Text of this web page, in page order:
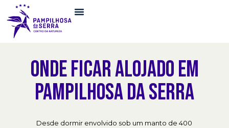
ONDE FICAR ALOJADO EM
PAMPILHOSA DA SERRA
Desde dormir envolvido sob um manto de 400